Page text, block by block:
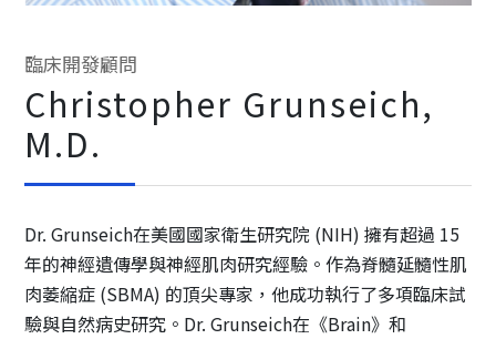
臨床開發顧問
Christopher Grunseich,
M.D.
Dr. Grunseich在美國國家衛生研究院 (NIH) 擁有超過 15
年的神經遺傳學與神經肌肉研究經驗。作為脊髓延髓性肌
肉萎縮症 (SBMA) 的頂尖專家，他成功執行了多項臨床試
驗與自然病史研究。Dr. Grunseich在《Brain》和